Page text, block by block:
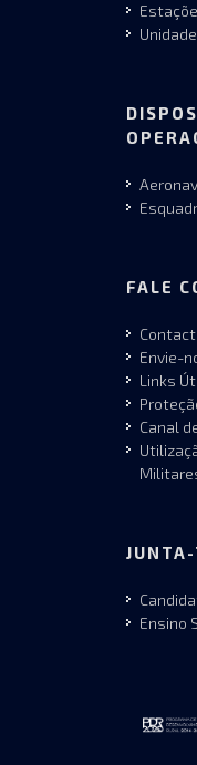
FALE
Envie-
Links
Canal
Ensino